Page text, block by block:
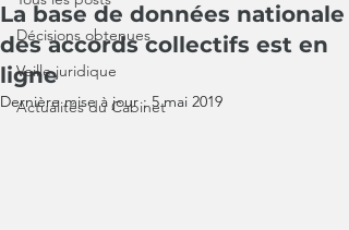
Décisions obtenues
Veille juridique
Actualités du Cabinet
La base de données nationale
des accords collectifs est en
ligne
Dernière mise à jour :5 mai 2019